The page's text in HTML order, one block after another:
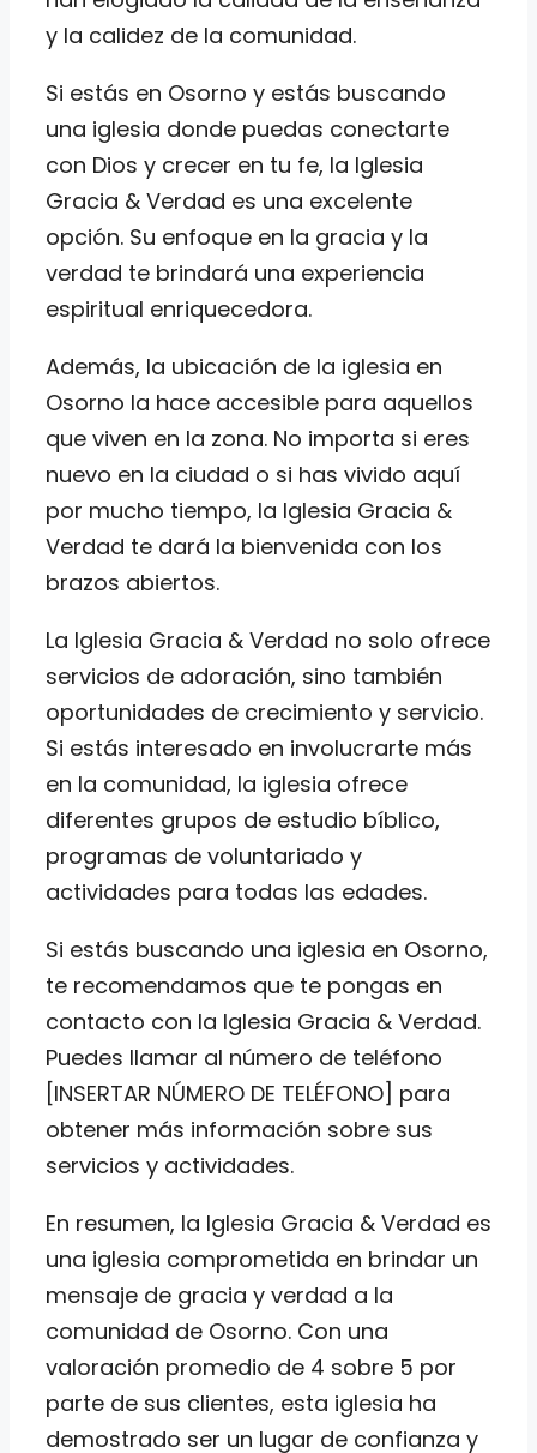
y la calidez de la comunidad.
Si estás en Osorno y estás buscando
una iglesia donde puedas conectarte
con Dios y crecer en tu fe, la Iglesia
Gracia & Verdad es una excelente
opción. Su enfoque en la gracia y la
verdad te brindará una experiencia
espiritual enriquecedora.
Además, la ubicación de la iglesia en
Osorno la hace accesible para aquellos
que viven en la zona. No importa si eres
nuevo en la ciudad o si has vivido aquí
por mucho tiempo, la Iglesia Gracia &
Verdad te dará la bienvenida con los
brazos abiertos.
La Iglesia Gracia & Verdad no solo ofrece
servicios de adoración, sino también
oportunidades de crecimiento y servicio.
Si estás interesado en involucrarte más
en la comunidad, la iglesia ofrece
diferentes grupos de estudio bíblico,
programas de voluntariado y
actividades para todas las edades.
Si estás buscando una iglesia en Osorno,
te recomendamos que te pongas en
contacto con la Iglesia Gracia & Verdad.
Puedes llamar al número de teléfono
[INSERTAR NÚMERO DE TELÉFONO] para
obtener más información sobre sus
servicios y actividades.
En resumen, la Iglesia Gracia & Verdad es
una iglesia comprometida en brindar un
mensaje de gracia y verdad a la
comunidad de Osorno. Con una
valoración promedio de 4 sobre 5 por
parte de sus clientes, esta iglesia ha
demostrado ser un lugar de confianza y